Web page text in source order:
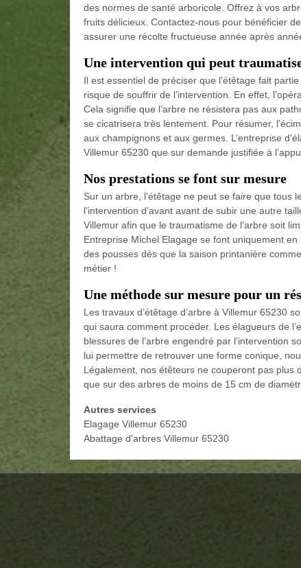
des normes de santé arboricole. Offrez à vos
fruits délicieux. Contactez-nous pour bénéficier
assurer une récolte fructueuse année après
Une intervention qui peut
Il est essentiel de préciser que l’étêtage fait
risque de souffrir de l’intervention. En effet,
Cela signifie que l’arbre ne résistera pas aux
se cicatrisera très lentement. Pour résumer,
aux champignons et aux germes. L’entreprise
Villemur 65230 que sur demande justifiée à
Nos prestations se font sur mesure
Sur un arbre, l’étêtage ne peut se faire que tous
l’intervention d’avant avant de subir une autre
Villemur afin que le traumatisme de l’arbre soit
Entreprise Michel Elagage se font uniquement
des pousses dès que la saison printanière
métier !
Une méthode sur mesure pour un
Les travaux d’étêtage d’arbre à Villemur 65230
qui saura comment procéder. Les élagueurs de
blessures de l’arbre engendré par l’intervention
lui permettre de retrouver une forme conique,
Légalement, nos étêteurs ne couperont pas plus
que sur des arbres de moins de 15 cm de
Autres services
Elagage Villemur 65230
Abattage d'arbres Villemur 65230